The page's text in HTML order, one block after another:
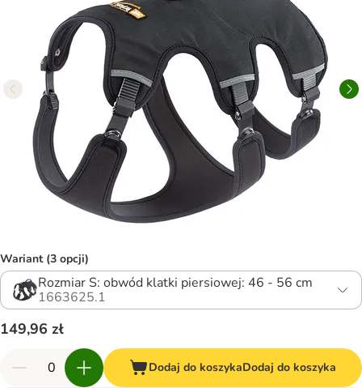
Wariant (3 opcji)
Rozmiar S: obwód klatki piersiowej: 46 - 56 cm
1663625.1
149,96 zł
Dodaj do koszykaDodaj do koszyka